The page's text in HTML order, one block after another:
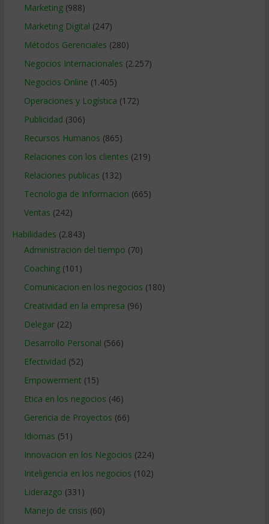
Marketing(988)
Marketing Digital (247)
Métodos Gerenciales (280)
Negocios Internacionales (2.257)
Negocios Online (1.405)
Operaciones y Logística (172)
Publicidad (306)
Recursos Humanos (865)
Relaciones con los clientes (219)
Relaciones publicas (132)
Tecnologia de Informacion (665)
Ventas (242)
Habilidades (2.843)
Administracion del tiempo (70)
Coaching(101)
Comunicacion en los negocios (180)
Creatividad en la empresa (96)
Delegar(22)
Desarrollo Personal (566)
Efectividad (52)
Empowerment (15)
Etica en los negocios (46)
Gerencia de Proyectos (66)
Idiomas (51)
Innovacion en los Negocios (224)
Inteligencia en los negocios (102)
Liderazgo (331)
Manejo de crisis (60)